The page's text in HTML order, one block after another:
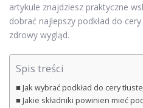
artykule znajdziesz praktyczne
dobrać najlepszy podkład do
zdrowy wygląd.
Spis treści
Jak wybrać podkład do cery
Jakie składniki powinien mieć